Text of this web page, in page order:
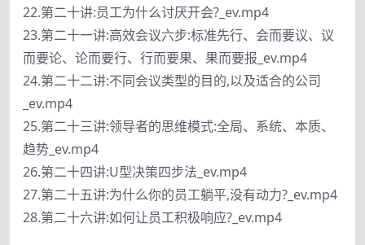
22.第二十讲:员工为什么讨厌开会?_ev.mp4
23.第二十一讲:高效会议六步:标准先行、会而要议、议
而要论、论而要行、行而要果、果而要报_ev.mp4
24.第二十二讲:不同会议类型的目的,以及适合的公司
_ev.mp4
25.第二十三讲:领导者的思维模式:全局、系统、本质、
趋势_ev.mp4
26.第二十四讲:U型决策四步法_ev.mp4
27.第二十五讲:为什么你的员工躺平,没有动力?_ev.mp4
28.第二十六讲:如何让员工积极响应?_ev.mp4